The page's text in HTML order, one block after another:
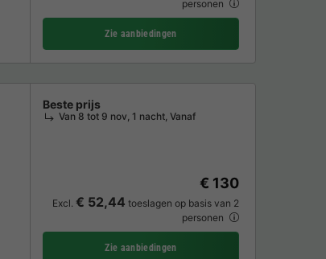
personen
Zie aanbiedingen
Beste prijs
Van 8 tot 9 nov, 1 nacht, Vanaf
€ 130
Excl. € 52,44 toeslagen op basis van 2
personen
Zie aanbiedingen